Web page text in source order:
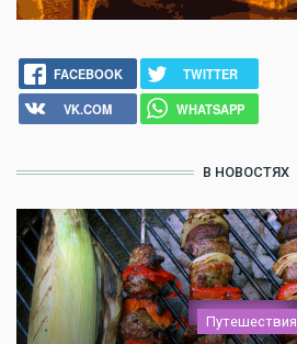
FACEBOOK
TWITTER
VK.COM
WHATSAPP
В НОВОСТЯХ
Путешествия